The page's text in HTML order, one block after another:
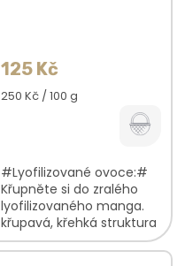
125 Kč
Měrná
250 Kč / 100 g
#Lyofilizované ovoce:#
Křupněte si do zralého
lyofilizovaného manga.
křupavá, křehká struktura
sladké, zralé plátky bez
éček a přidaného cukru V